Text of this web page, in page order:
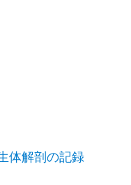
体解剖の記録